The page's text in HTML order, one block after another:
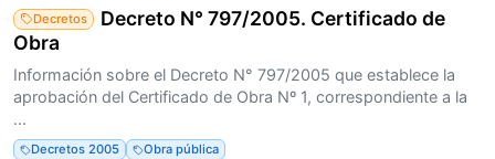
Decretos
Decreto N° 797/2005. Certificado de
Obra
Información sobre el Decreto N° 797/2005 que establece la
aprobación del Certificado de Obra Nº 1, correspondiente a la
...
Decretos 2005 Obra pública